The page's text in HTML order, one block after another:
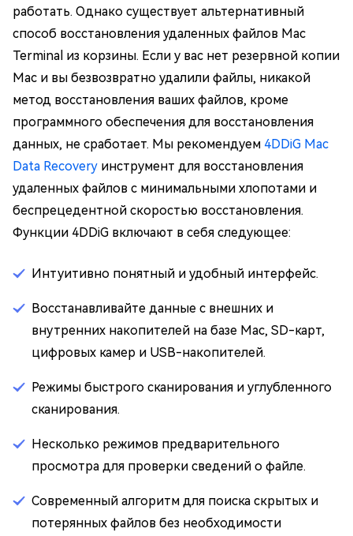
работать. Однако существует альтернативный
способ восстановления удаленных файлов Mac
Terminal из корзины. Если у вас нет резервной копии
Mac и вы безвозвратно удалили файлы, никакой
метод восстановления ваших файлов, кроме
программного обеспечения для восстановления
данных, не сработает. Мы рекомендуем 4DDiG Mac
Data Recovery инструмент для восстановления
удаленных файлов с минимальными хлопотами и
беспрецедентной скоростью восстановления.
Функции 4DDiG включают в себя следующее:
Интуитивно понятный и удобный интерфейс.
Восстанавливайте данные с внешних и
внутренних накопителей на базе Mac, SD-карт,
цифровых камер и USB-накопителей.
Режимы быстрого сканирования и углубленного
сканирования.
Несколько режимов предварительного
просмотра для проверки сведений о файле.
Современный алгоритм для поиска скрытых и
потерянных файлов без необходимости